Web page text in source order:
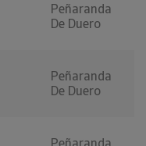
Peñaranda
De Duero
Peñaranda
De Duero